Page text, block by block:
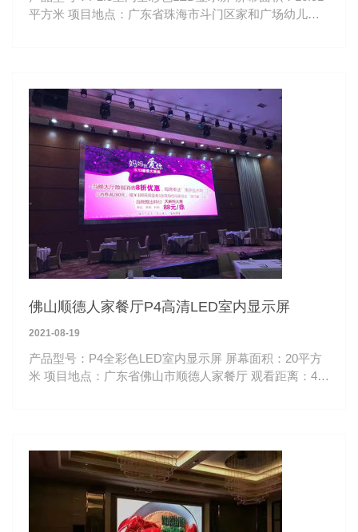
平方米 项目地点：广东省珠海市斗门区家和广场幼儿园
佛山顺德人家餐厅P4高清LED室内显示屏
2021-08-19
产品型号：P4全彩色LED室内显示屏 屏幕面积：20平方
米 项目地点：广东省佛山市顺德人家餐厅 观看距离：4-